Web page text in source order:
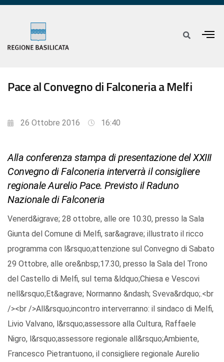
Pace al Convegno di Falconeria a Melfi
26 Ottobre 2016 16:40
Alla conferenza stampa di presentazione del XXIII
Convegno di Falconeria interverrà il consigliere
regionale Aurelio Pace. Previsto il Raduno
Nazionale di Falconeria
Venerd&igrave; 28 ottobre, alle ore 10.30, presso la Sala
Giunta del Comune di Melfi, sar&agrave; illustrato il ricco
programma con l&rsquo;attenzione sul Convegno di Sabato
29 Ottobre, alle ore&nbsp;17.30, presso la Sala del Trono
del Castello di Melfi, sul tema &ldquo;Chiesa e Vescovi
nell&rsquo;Et&agrave; Normanno &ndash; Sveva&rdquo;.<br
/><br />All&rsquo;incontro interverranno: il sindaco di Melfi,
Livio Valvano, l&rsquo;assessore alla Cultura, Raffaele
Nigro, l&rsquo;assessore regionale all&rsquo;Ambiente,
Francesco Pietrantuono, il consigliere regionale Aurelio